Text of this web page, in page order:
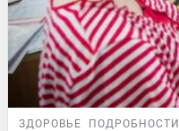
ЗДОРОВЬЕ ПОДРОБНОСТИ